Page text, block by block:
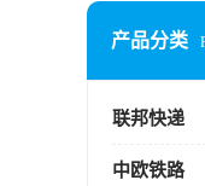
产品分类
联邦快递
中欧铁路